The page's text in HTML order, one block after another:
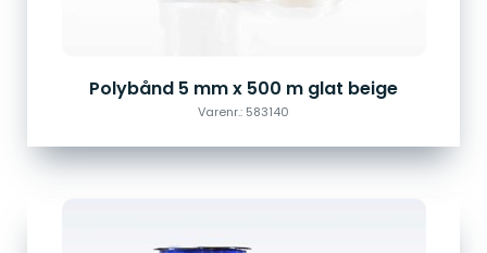
Polybånd 5 mm x 500 m glat beige
Varenr.: 583140